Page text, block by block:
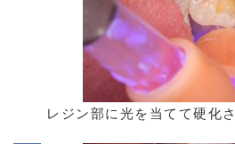
レジン部に光を当てて硬化